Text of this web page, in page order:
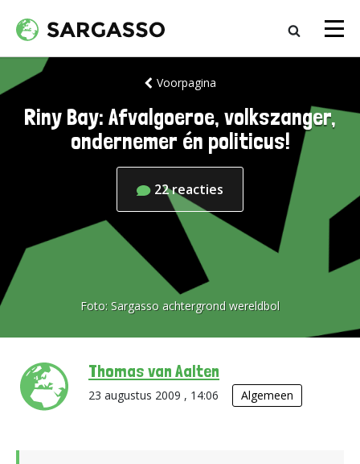
Voorpagina
Riny Bay: Afvalgoeroe, volkszanger,
ondernemer én politicus!
22reacties
Foto: Sargasso achtergrond wereldbol
Thomas van Aalten
23 augustus 2009 , 14:06 Algemeen